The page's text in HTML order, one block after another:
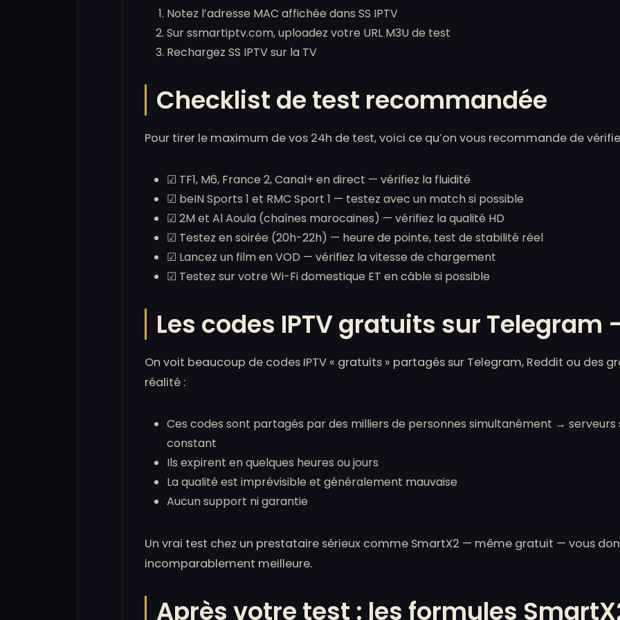
Notez l’adresse MAC affichée dans SS IPTV
Sur ssmartiptv.com, uploadez votre URL M3U de test
Rechargez SS IPTV sur la TV
Checklist de test recommandée
Pour tirer le maximum de vos 24h de test, voici ce qu’on vous recommande de
☑ TF1, M6, France 2, Canal+ en direct — vérifiez la fluidité
☑ beIN Sports 1 et RMC Sport 1 — testez avec un match si possible
☑ 2M et Al Aoula (chaînes marocaines) — vérifiez la qualité HD
☑ Testez en soirée (20h-22h) — heure de pointe, test de stabilité réel
☑ Lancez un film en VOD — vérifiez la vitesse de chargement
☑ Testez sur votre Wi-Fi domestique ET en câble si possible
Les codes IPTV gratuits sur
On voit beaucoup de codes IPTV « gratuits » partagés sur Telegram, Reddit ou des
réalité :
Ces codes sont partagés par des milliers de personnes simultanément →
constant
Ils expirent en quelques heures ou jours
La qualité est imprévisible et généralement mauvaise
Aucun support ni garantie
Un vrai test chez un prestataire sérieux comme SmartX2 — même gratuit — vous
incomparablement meilleure.
Après votre test : les formules